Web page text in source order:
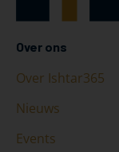
Over ons
Over Ishtar365
Nieuws
Events